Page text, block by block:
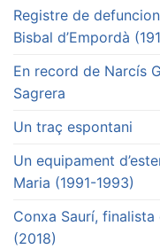
Registre de
Bisbal d’Empordà
En record de Narcís
Sagrera
Un traç espontani
Un equipament
Maria (1991-1993)
Conxa Saurí,
(2018)